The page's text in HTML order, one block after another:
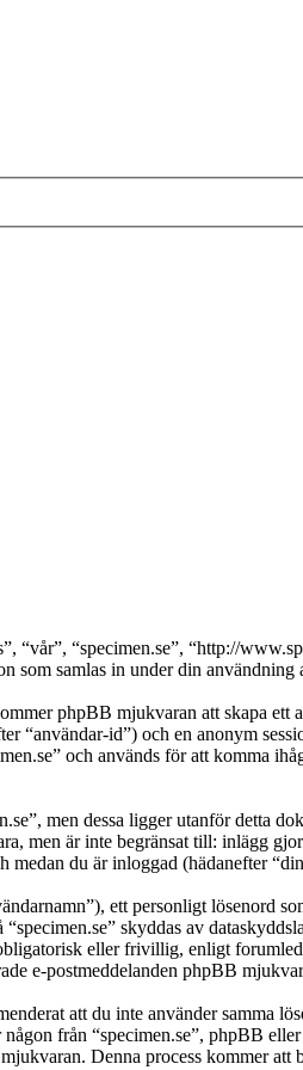
“vår”, “specimen.se”, “http://
samlas in under din
phpBB mjukvaran att skapa
“användar-id”) och en anonym
och används för att komma
men dessa ligger utanför detta
men är inte begränsat till: inlägg
medan du är inloggad (hädanefter
ett personligt lösenord
skyddas av
eller frivillig, enligt
e-postmeddelanden phpBB
att du inte använder samma
från “specimen.se”, phpBB
Denna process kommer